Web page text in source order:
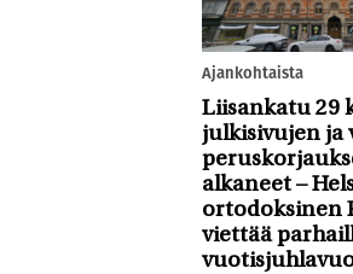
Ajankohtaista
Liisankatu 29
julkisivujen ja
alkaneet –
ortodoksinen
viettää